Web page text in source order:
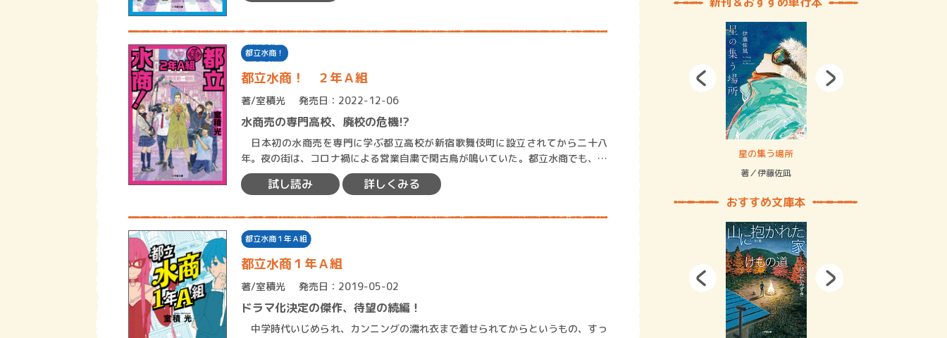
都立水商！
都立水商！ ２年Ａ組
著/室積光 発売日：2022-12-06
水商売の専門高校、廃校の危機!?
日本初の水商売を専門に学ぶ都立高校が新宿歌舞伎町に設立されてから二十八
年。夜の街は、コロナ禍による営業自粛で閑古鳥が鳴いていた。都立水商でも、伝
統ある入学を祝う会が早々に中止になり、神…
試し読み 詳しくみる
都立水商１年Ａ組
都立水商１年Ａ組
著/室積光 発売日：2019-05-02
ドラマ化決定の傑作、待望の続編！
中学時代いじめられ、カンニングの濡れ衣まで着せられてからというもの、すっ
賞金稼ぎスリーサム！ 二重拘束の… 星の集う場所
著／伊藤佐凪
おすすめ文庫本